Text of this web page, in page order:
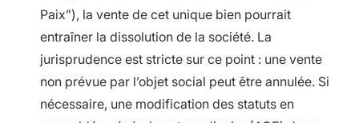
Paix”), la vente de cet unique bien pourrait
entraîner la dissolution de la société. La
jurisprudence est stricte sur ce point : une vente
non prévue par l’objet social peut être annulée. Si
nécessaire, une modification des statuts en